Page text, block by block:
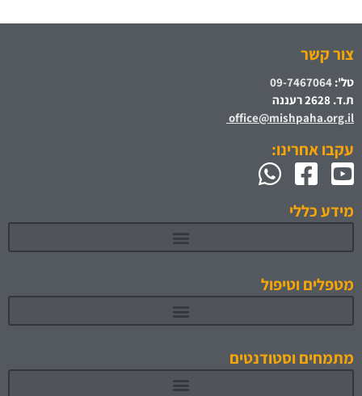
צור קשר
טל': 09-7467064
ת.ד. 2628 רעננה
office@mishpaha.org.il
עקבו אחרינו:
מידע כללי
מטפלים וטיפול
מתמחים וסטודנטים